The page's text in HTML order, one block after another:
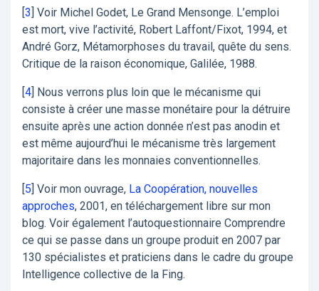
3 Voir Michel Godet, Le Grand Mensonge. L’emploi
est mort, vive l’activité, Robert Laffont/Fixot, 1994, et
André Gorz, Métamorphoses du travail, quête du sens.
Critique de la raison économique, Galilée, 1988.
4 Nous verrons plus loin que le mécanisme qui
consiste à créer une masse monétaire pour la détruire
ensuite après une action donnée n’est pas anodin et
est même aujourd’hui le mécanisme très largement
majoritaire dans les monnaies conventionnelles.
5 Voir mon ouvrage, La Coopération, nouvelles
approches, 2001, en téléchargement libre sur mon
blog. Voir également l’autoquestionnaire Comprendre
ce qui se passe dans un groupe produit en 2007 par
130 spécialistes et praticiens dans le cadre du groupe
Intelligence collective de la Fing.